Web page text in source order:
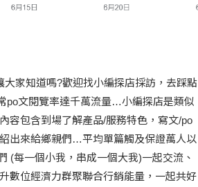
家知道嗎?歡迎找小編探店採訪，去踩點
po文閱覽率達千萬流量…小編探店是類似
容包含到場了解產品/服務特色，寫文/po
出來給鄉親們…平均單篇觸及保證萬人以
(每一個小我，串成一個大我)一起交流、
數位經濟力群聚聯合行銷能量，一起共好